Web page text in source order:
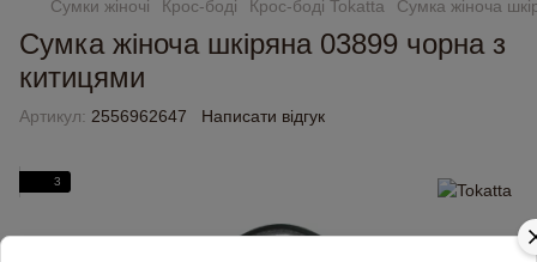
Сумки жіночі Крос-боді Крос-боді Tokatta Сумка жіноча
Сумка жіноча шкіряна 03899 чорна з
китицями
Артикул: 2556962647 Написати відгук
3